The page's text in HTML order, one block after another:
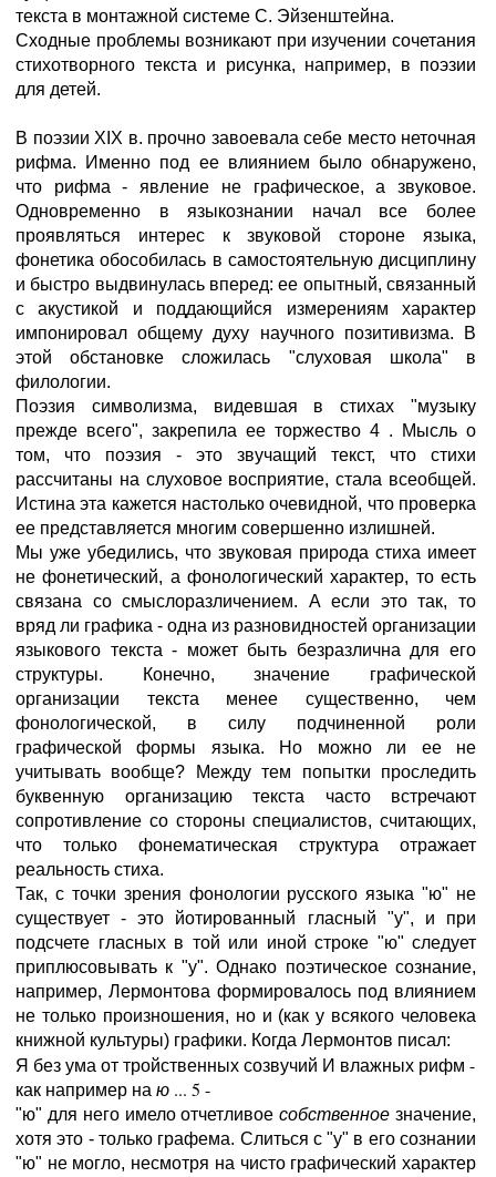
текста в монтажной системе С. Эйзенштейна.
Сходные проблемы возникают при изучении сочетания
стихотворного текста и рисунка, например, в поэзии
для детей.
В поэзии XIX в. прочно завоевала себе место неточная
рифма. Именно под ее влиянием было обнаружено,
что рифма - явление не графическое, а звуковое.
Одновременно в языкознании начал все более
проявляться интерес к звуковой стороне языка,
фонетика обособилась в самостоятельную дисциплину
и быстро выдвинулась вперед: ее опытный, связанный
с акустикой и поддающийся измерениям характер
импонировал общему духу научного позитивизма. В
этой обстановке сложилась "слуховая школа" в
филологии.
Поэзия символизма, видевшая в стихах "музыку
прежде всего", закрепила ее торжество 4 . Мысль о
том, что поэзия - это звучащий текст, что стихи
рассчитаны на слуховое восприятие, стала всеобщей.
Истина эта кажется настолько очевидной, что проверка
ее представляется многим совершенно излишней.
Мы уже убедились, что звуковая природа стиха имеет
не фонетический, а фонологический характер, то есть
связана со смыслоразличением. А если это так, то
вряд ли графика - одна из разновидностей организации
языкового текста - может быть безразлична для его
структуры. Конечно, значение графической
организации текста менее существенно, чем
фонологической, в силу подчиненной роли
графической формы языка. Но можно ли ее не
учитывать вообще? Между тем попытки проследить
буквенную организацию текста часто встречают
сопротивление со стороны специалистов, считающих,
что только фонематическая структура отражает
реальность стиха.
Так, с точки зрения фонологии русского языка "ю" не
существует - это йотированный гласный "у", и при
подсчете гласных в той или иной строке "ю" следует
приплюсовывать к "у". Однако поэтическое сознание,
например, Лермонтова формировалось под влиянием
не только произношения, но и (как у всякого человека
книжной культуры) графики. Когда Лермонтов писал:
Я без ума от тройственных созвучий И влажных рифм -
как например на ю ... 5 -
"ю" для него имело отчетливоесобственноезначение,
хотя это - только графема. Слиться с "у" в его сознании
"ю" не могло, несмотря на чисто графический характер